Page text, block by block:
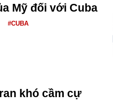
Mỹ đối với Cuba
#CUBA
khó cầm cự